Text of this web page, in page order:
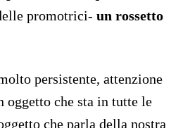
promotrici- un rossetto
persistente, attenzione
oggetto che sta in tutte le
che parla della nostra